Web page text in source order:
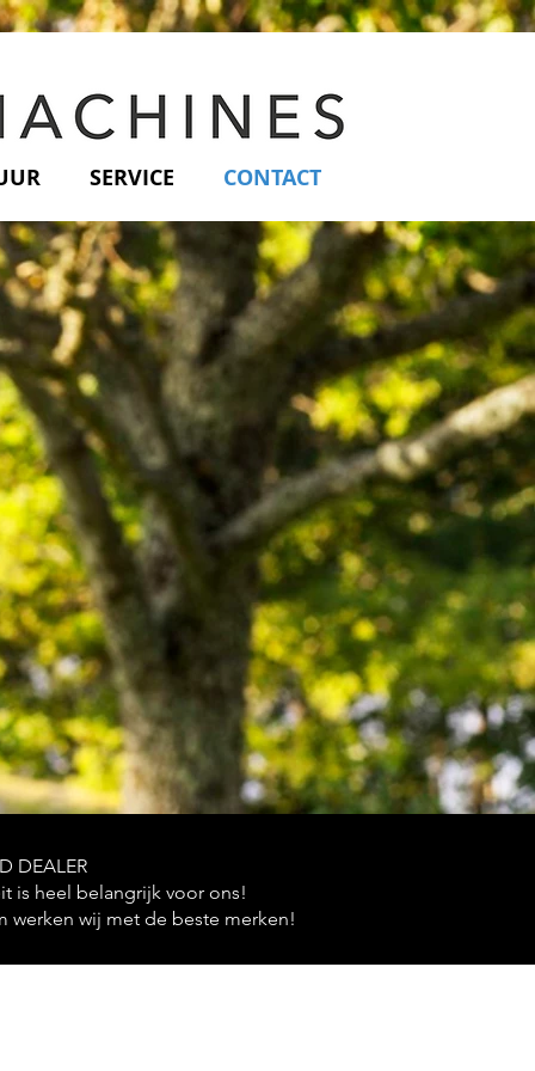
SERVICE CONTACT
DEALER
is heel belangrijk voor ons!
werken wij met de beste merken!